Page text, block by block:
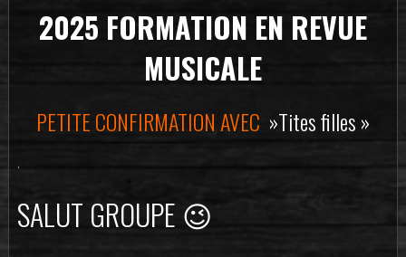
2025 FORMATION EN REVUE
MUSICALE
PETITE CONFIRMATION AVEC »Tites filles »
.
SALUT GROUPE 😉